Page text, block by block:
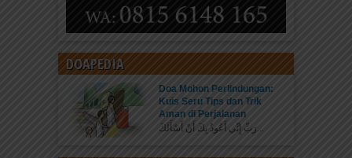
DOAPEDIA
Doa Mohon Perlindungan:
Kuis Seru Tips dan Trik
Aman di Perjalanan
رَبِّ إِنِّي أَعُوذُ بِكَ أَنْ أَسْأَلَكَ...